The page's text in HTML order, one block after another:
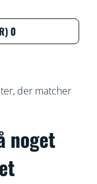
0
der matcher
noget